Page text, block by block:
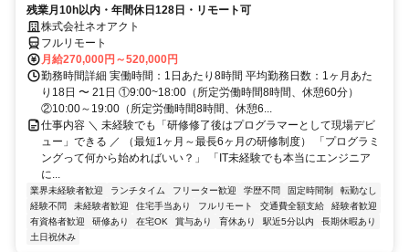
残業月10h以内・年間休日128日・リモート可
株式会社ネオアクト
フルリモート
月給270,000円～520,000円
勤務時間詳細 実働時間：1日あたり8時間 平均勤務日数：1ヶ月あた
り18日 〜 21日 ①9:00~18:00（所定労働時間8時間、休憩60分）
②10:00～19:00（所定労働時間8時間、休憩6...
仕事内容 ＼ 未経験でも「研修修了後はプログラマーとして現場デビ
ュー」できる ／ （最短1ヶ月～最長6ヶ月の研修制度） 「プログラミ
ングって何から始めればいい？」 「IT未経験でも本当にエンジニア
に...
業界未経験者歓迎 ランチタイム フリーター歓迎 学歴不問 固定時間制
転勤なし
経験不問
未経験者歓迎 住宅手当あり フルリモート 交通費全額支給
経験者歓迎
有資格者歓迎
研修あり 在宅OK 賞与あり 育休あり 駅近5分以内
長期休暇あり
土日祝休み